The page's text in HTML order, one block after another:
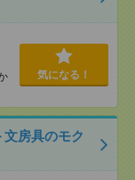
気になる！
文房具のモク